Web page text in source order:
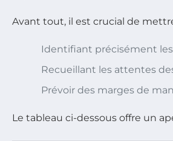
Avant tout, il est crucial de
Identifiant précisément
Recueillant les attentes
Prévoir des marges de
Le tableau ci-dessous offre un